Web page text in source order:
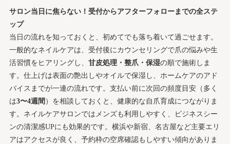
サロン当日に焦らない！受付からアフターフォローまでの全ステ
ップ
当日の流れを知っておくと、初めてでも落ち着いて過ごせます。
一般的なネイルケアは、受付後にカウンセリングで爪の悩みや生
活習慣をヒアリングし、 甘皮処理・整爪・保湿の順で施術しま
す。仕上げは表面の艶出しやオイルで保湿し、ホームケアのアド
バイスまでが一連の流れです。支払い前に次回の頻度目安（多く
は3〜4週間 ）を相談しておくと、健康的な自爪育成につながりま
す。ネイルケアサロンではメンズも利用しやすく、ビジネスシー
ンの清潔感UPにも効果的です。横浜や新宿、名古屋など主要エリ
アはアクセスが良く、予約枠の空席確認もしやすい傾向がありま